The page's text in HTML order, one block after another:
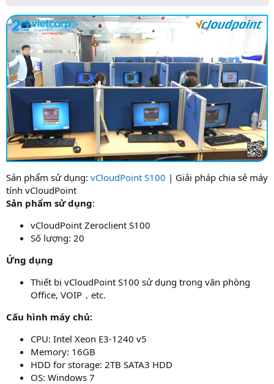
Sản phẩm sử dụng: vCloudPoint S100 | Giải pháp chia sẻ máy
tính vCloudPoint
Sản phẩm sử dụng:
vCloudPoint Zeroclient S100
Số lượng: 20
Ứng dụng
Thiết bị vCloudPoint S100 sử dụng trong văn phòng
Office, VOIP，etc.
Cấu hình máy chủ:
CPU: Intel Xeon E3-1240 v5
Memory: 16GB
HDD for storage: 2TB SATA3 HDD
OS: Windows 7